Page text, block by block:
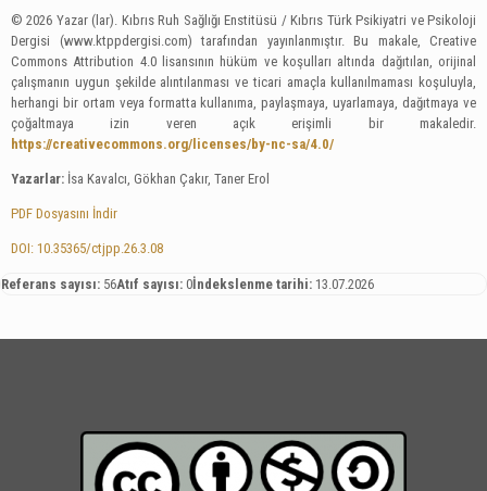
© 2026 Yazar (lar). Kıbrıs Ruh Sağlığı Enstitüsü / Kıbrıs Türk Psikiyatri ve Psikoloji
Dergisi (www.ktppdergisi.com) tarafından yayınlanmıştır. Bu makale, Creative
Commons Attribution 4.0 lisansının hüküm ve koşulları altında dağıtılan, orijinal
çalışmanın uygun şekilde alıntılanması ve ticari amaçla kullanılmaması koşuluyla,
herhangi bir ortam veya formatta kullanıma, paylaşmaya, uyarlamaya, dağıtmaya ve
çoğaltmaya izin veren açık erişimli bir makaledir.
https://creativecommons.org/licenses/by-nc-sa/4.0/
Yazarlar: İsa Kavalcı, Gökhan Çakır, Taner Erol
PDF Dosyasını İndir
DOI: 10.35365/ctjpp.26.3.08
Referans sayısı: 56Atıf sayısı: 0İndekslenme tarihi: 13.07.2026